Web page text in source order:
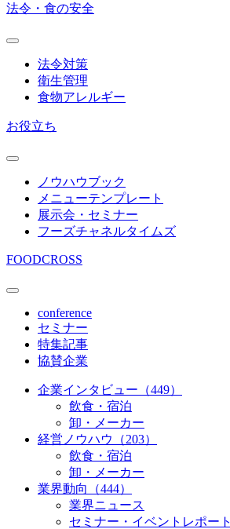
法令・食の安全
法令対策
衛生管理
食物アレルギー
お役立ち
ノウハウブック
メニューテンプレート
展示会・セミナー
フーズチャネルタイムズ
FOODCROSS
conference
セミナー
特集記事
協賛企業
企業インタビュー（449）
飲食・宿泊
卸・メーカー
経営ノウハウ（203）
飲食・宿泊
卸・メーカー
業界動向（444）
業界ニュース
セミナー・イベントレポート